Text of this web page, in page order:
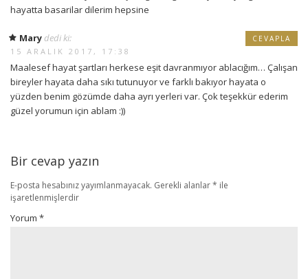
hayatta basarilar dilerim hepsine
Mary dedi ki:
15 ARALIK 2017, 17:38
Maalesef hayat şartları herkese eşit davranmıyor ablacığım… Çalışan
bireyler hayata daha sıkı tutunuyor ve farklı bakıyor hayata o
yüzden benim gözümde daha ayrı yerleri var. Çok teşekkür ederim
güzel yorumun için ablam :))
CEVAPLA
Bir cevap yazın
E-posta hesabınız yayımlanmayacak. Gerekli alanlar* ile
işaretlenmişlerdir
Yorum *